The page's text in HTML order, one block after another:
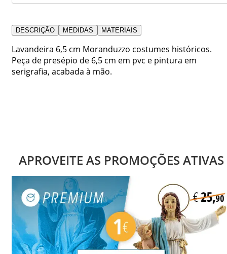
DESCRIÇÃO MEDIDAS MATERIAIS
Lavandeira 6,5 cm Moranduzzo costumes históricos.
Peça de presépio de 6,5 cm em pvc e pintura em
serigrafia, acabada à mão.
APROVEITE AS PROMOÇÕES ATIVAS